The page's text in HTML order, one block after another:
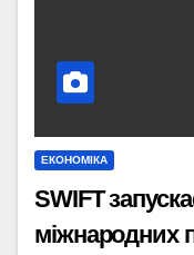
ЕКОНОМІКА
SWIFT
міжнародних